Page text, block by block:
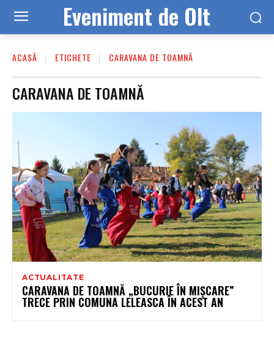
Eveniment de Olt
ACASĂ ETICHETE CARAVANA DE TOAMNĂ
CARAVANA DE TOAMNĂ
ACTUALITATE
CARAVANA DE TOAMNĂ „BUCURIE ÎN MIȘCARE”
TRECE PRIN COMUNA LELEASCA ÎN ACEST AN